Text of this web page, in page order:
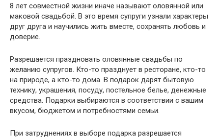
8 лет совместной жизни иначе называют оловянной или
маковой свадьбой. В это время супруги узнали характеры
друг друга и научились жить вместе, сохранять любовь и
доверие.
Разрешается праздновать оловянные свадьбы по
желанию супругов. Кто-то празднует в ресторане, кто-то
на природе, а кто-то дома. В подарок дарят бытовую
технику, украшения, посуду, постельное белье, денежные
средства. Подарки выбираются в соответствии с вашим
вкусом, бюджетом и потребностями семьи.
При затруднениях в выборе подарка разрешается